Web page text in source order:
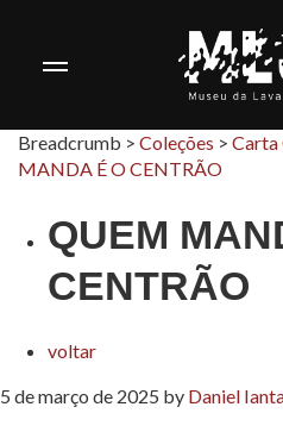
Breadcrumb > Coleções > Carta
MANDA É O CENTRÃO
QUEM
CENTRÃO
voltar
5 de março de 2025 by Daniel